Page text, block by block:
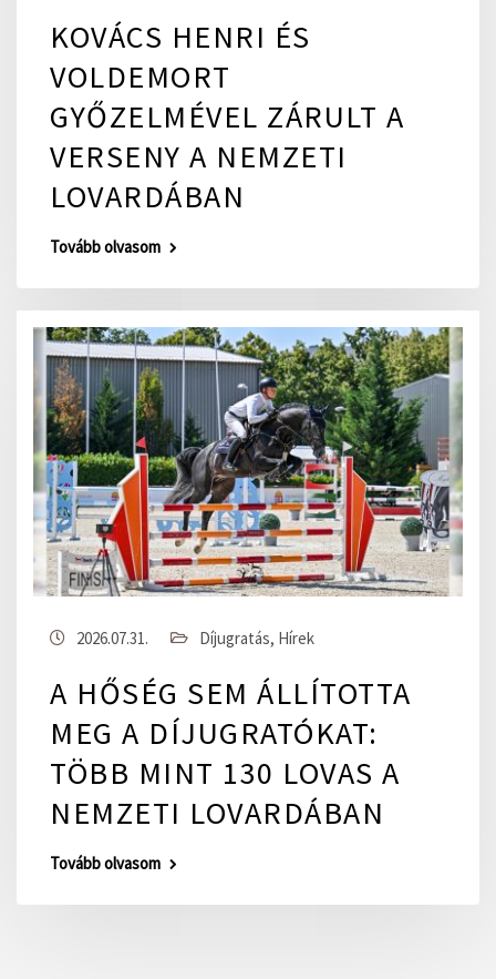
KOVÁCS HENRI ÉS
VOLDEMORT
GYŐZELMÉVEL ZÁRULT A
VERSENY A NEMZETI
LOVARDÁBAN
Tovább olvasom
2026.07.31. Díjugratás, Hírek
A HŐSÉG SEM ÁLLÍTOTTA
MEG A DÍJUGRATÓKAT:
TÖBB MINT 130 LOVAS A
NEMZETI LOVARDÁBAN
Tovább olvasom